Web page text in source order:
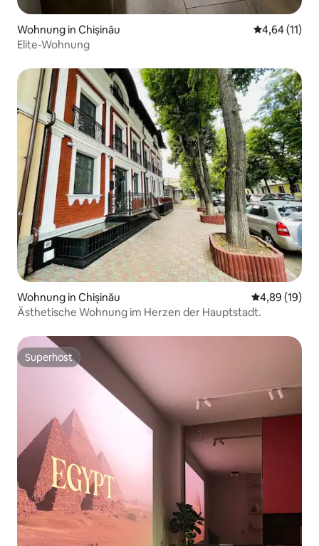
Wohnung in Chișinău
4,64 (11)
Elite-Wohnung
Wohnung in Chișinău
4,89 (19)
Ästhetische Wohnung im Herzen der Hauptstadt.
Superhost
Superhost